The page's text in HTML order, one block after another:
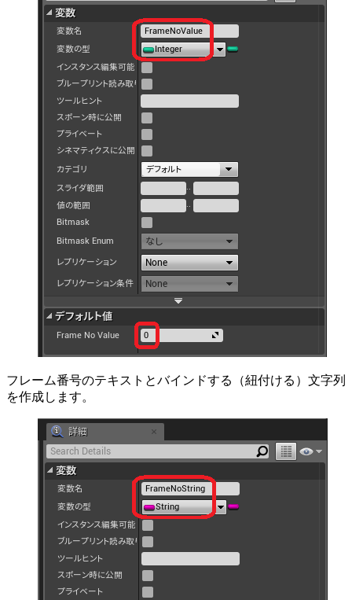
フレーム番号のテキストとバインドする（紐付ける）文字列
を作成します。